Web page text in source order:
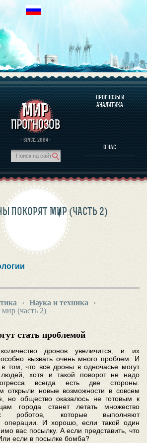
· SINCE. 2004 ·
ПРОГНОЗЫ И
АНАЛИТИКА
О НАС
О ПРОГРАММЕ
ХАРАКТЕРA ЧЕЛОВЕКА
ВЫДАЮЩИХСЯ ЛИЧНОСТЕЙ
О ПРОГРАММЕ
ПРОГНОЗЫ И АНАЛИТИКА
ПОКОРЯТ МИР (ЧАСТЬ 2)
› Наука и техника
›
(часть 2)
стать проблемой
дронов увеличится, и их
вызвать очень много проблем. И
том, что все дроны в одночасье могут
людей, хотя и такой поворот не надо
всегда есть две стороны.
открыли новые возможности в совсем
но общество оказалось не готовым к
города станет летать множество
роботов, которые выполняют
операции. И хорошо, если такой один
вас посылку. А если представить, что
если в посылке бомба?